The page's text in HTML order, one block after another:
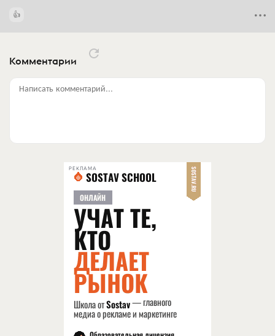
Комментарии
Написать комментарий...
РЕКЛАМА